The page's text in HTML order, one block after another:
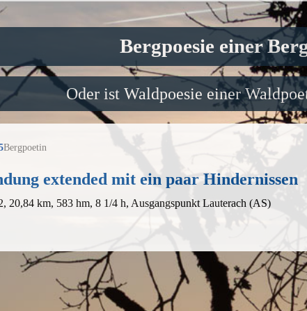
Bergpoesie einer
Oder ist Waldpoesie einer
Bergpoetin
extended mit ein paar Hindernissen
20,84 km, 583 hm, 8 1/4 h, Ausgangspunkt Lauterach (AS)